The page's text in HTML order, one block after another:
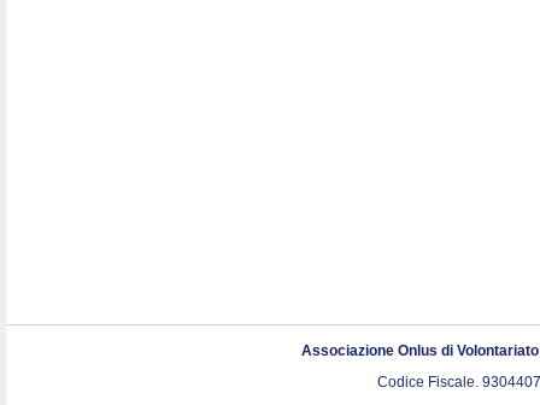
Associazione Onlus di
Codice Fiscale.